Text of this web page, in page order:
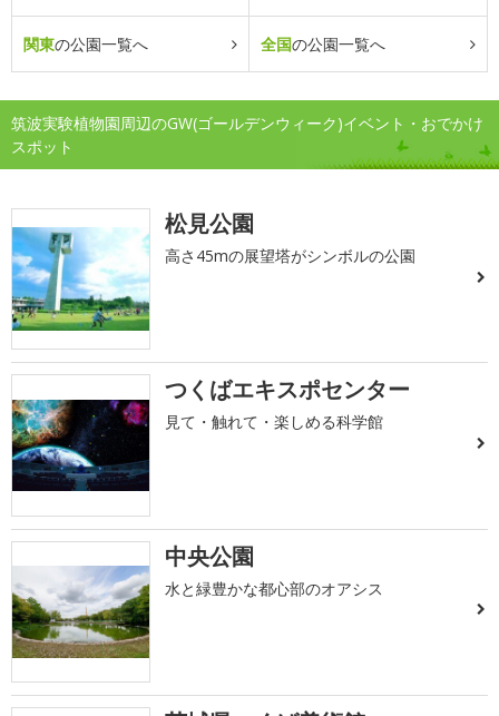
関東の公園一覧へ 全国の公園一覧へ
筑波実験植物園周辺のGW(ゴールデンウィーク)イベント・おでかけ
スポット
松見公園
高さ45mの展望塔がシンボルの公園
つくばエキスポセンター
見て・触れて・楽しめる科学館
中央公園
水と緑豊かな都心部のオアシス